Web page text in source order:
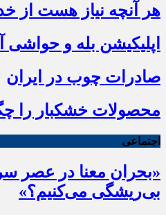
هر آنچه نیاز هست از
اپلیکیشن بله و حواشی
صادرات چوب در ایران
محصولات خشکبار را
اجتماعی
«بحران معنا در عصر
بی‌ریشگی می‌کنیم؟»